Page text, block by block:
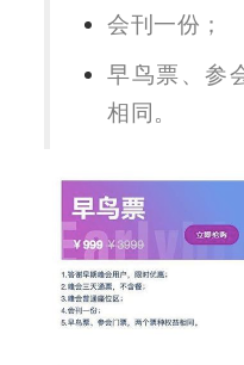
会刊一份；
早鸟票、参
相同。